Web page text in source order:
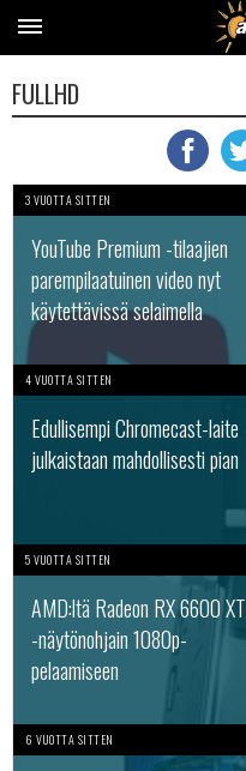
FULLHD
3 VUOTTA SITTEN
YouTube Premium -tilaajien
parempilaatuinen video nyt
käytettävissä selaimella
4 VUOTTA SITTEN
Edullisempi Chromecast-laite
julkaistaan mahdollisesti pian
5 VUOTTA SITTEN
AMD:ltä Radeon RX 6600 XT
-näytönohjain 1080p-
pelaamiseen
6 VUOTTA SITTEN